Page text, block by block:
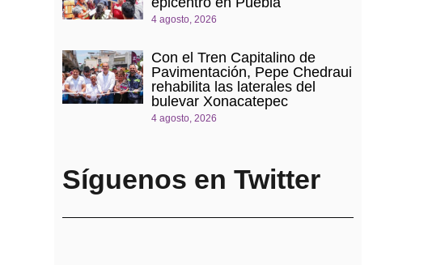
4 agosto, 2026
Con el Tren Capitalino de
Pavimentación, Pepe Chedraui
rehabilita las laterales del
bulevar Xonacatepec
4 agosto, 2026
Síguenos en Twitter